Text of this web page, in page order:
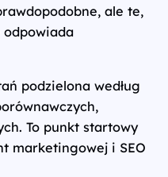
ale te,
podzielona według
To punkt startowy
marketingowej i SEO